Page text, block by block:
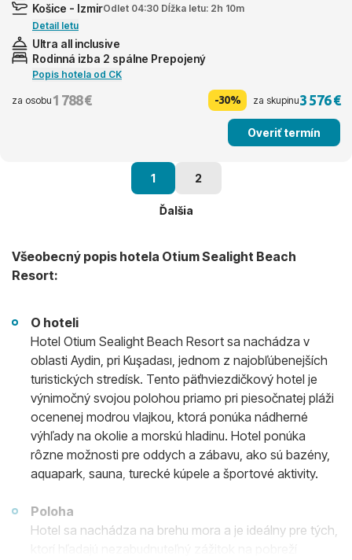
Košice - IzmirOdlet 04:30 Dĺžka letu: 2h 10m
Detail letu
Ultra all inclusive
Rodinná izba 2 spálne Prepojený
Popis hotela od CK
za osobu 1 788 € -30% za skupinu3 576 €
Overiť termín
1 2
Ďalšia
Všeobecný popis hotela Otium Sealight Beach
Resort:
O hoteli
Hotel Otium Sealight Beach Resort sa nachádza v
oblasti Aydin, pri Kuşadası, jednom z najobľúbenejších
turistických stredísk. Tento päťhviezdičkový hotel je
výnimočný svojou polohou priamo pri piesočnatej pláži
ocenenej modrou vlajkou, ktorá ponúka nádherné
výhľady na okolie a morskú hladinu. Hotel ponúka
rôzne možnosti pre oddych a zábavu, ako sú bazény,
aquapark, sauna, turecké kúpele a športové aktivity.
Poloha
Hotel sa nachádza na brehu mora a je ideálny pre tých,